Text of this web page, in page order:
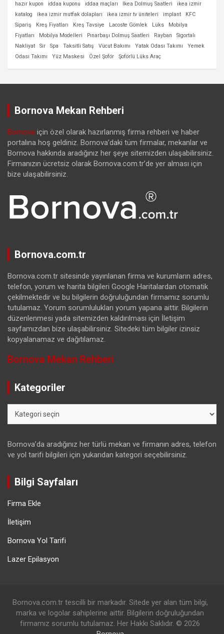
hazır kupon
iddaa kuponu iddaa maçları Ikea Dolmuş Saatleri
ikea izmir
katalog
ikea izmir mutfak dolapları ikea izmir tv üniteleri implant
KFC
Sipariş
Kreş Fiyatları Kreş Tavsiye Lacoste Gömlek Lüks
Mobilya
Fiyatları
Mobilya Modelleri Pınarbaşı Dolmuş Saatleri Rayban
Sigortalı
Nakliyat
Sir Spa Taksitli Satış Vücut Bakımı Yatak Odası Takımı
Yemek
Odası Takımı
Yüz Maskesi Özel Şoför Şoförlü Lüks Araç
Bornova Mekan Rehberi
Bornova için özel olarak hazırlanmış firma rehberi ve haber
portalına hoş geldiniz. Bornova’daki tüm firmalar, mekanlar ve
Bornova hakkında aradığınız her şeye sitemizden ulaşabilirsiniz.
Firmanızın ücretsiz olarak Bornova.com.tr’de yer alması için
bize ulaşabilirsiniz.
Bornova.com.tr
Bornova.com.tr sitesinde yayınlanan firma ve kurumların adres,
telefon, yorum ve harita bilgileri Google Haritalardan otomatik
çekilmektedir ve bu bilgilerin doğruluğundan firmamız sorumlu
tutulamaz. Yorum sorumlulukları yorum yapana aittir. Bilgilerin
düzenlenmesi yada sitemizden kaldırılması için İletişim
sayfamızdan bize ulaşabilirsiniz. Sitedeki tüm bilgiler izinsiz
kopyalanamaz ve dağıtılamaz.
Bornova Mekan Rehberi
Kategoriler
Bornova’da aradığınız her türlü mekan ve firmanın adres, telefon
ve yol tarifi bilgileri için yukarıdan kategori seçebilirsiniz.
Bilgi Sayfaları
Firma Ekle
İletişim
Bornova Yol Tarifi
Lazer Epilasyon
Bornova.com.tr tescilli bir markadır. Sitede yer alan tüm bilgi,
marka ve logolar sahiplerine aittir. Bilgilerin doğruluğundan
firmamız sorumlu tutulamaz. Her Hakkı Saklıdır. © 2026